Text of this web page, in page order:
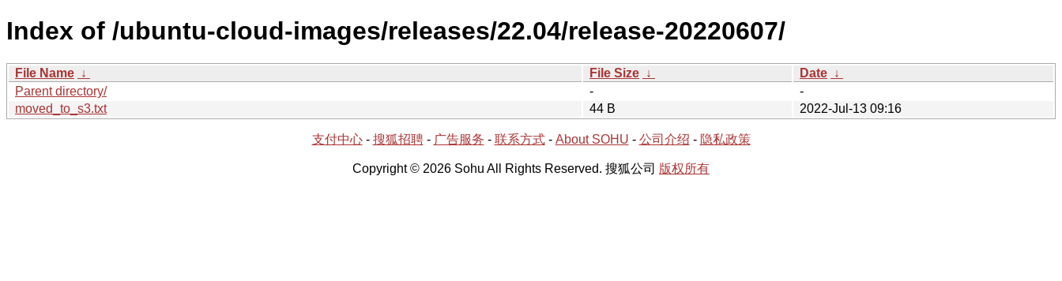
Index of /ubuntu-cloud-images/releases/22.04/release-20220607/
File Name ↓ File Size ↓ Date ↓
Parent directory/
-
-
moved_to_s3.txt
44 B 2022-Jul-13 09:16
支付中心- 搜狐招聘- 广告服务 - 联系方式- About SOHU - 公司介绍 - 隐私政策
Copyright © 2026 Sohu All Rights Reserved. 搜狐公司 版权所有